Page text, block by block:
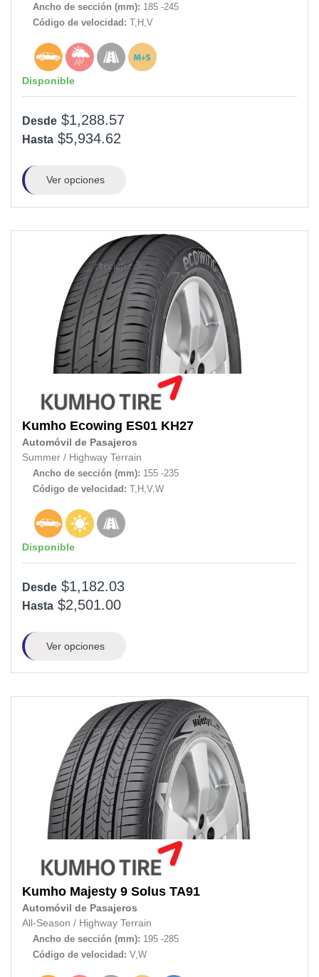
Ancho de sección (mm): 185 -245
Código de velocidad: T,H,V
Disponible
Desde $1,288.57
Hasta $5,934.62
Ver opciones
Kumho Ecowing ES01 KH27
Automóvil de Pasajeros
Summer / Highway Terrain
Ancho de sección (mm): 155 -235
Código de velocidad: T,H,V,W
Disponible
Desde $1,182.03
Hasta $2,501.00
Ver opciones
Kumho Majesty 9 Solus TA91
Automóvil de Pasajeros
All-Season / Highway Terrain
Ancho de sección (mm): 195 -285
Código de velocidad: V,W